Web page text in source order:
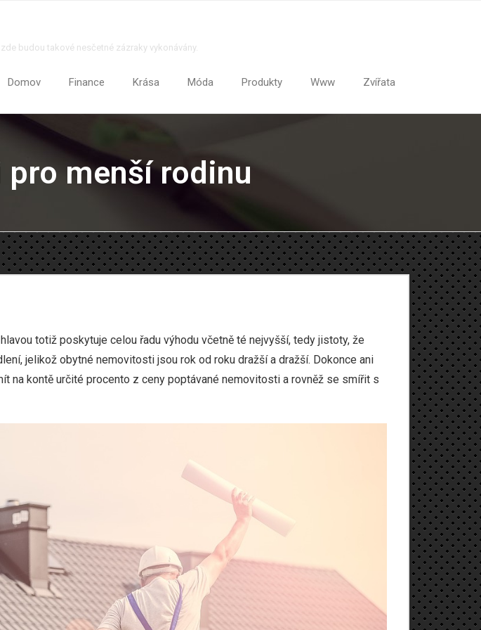
budou takové nesčetné zázraky vykonávány.
Domov Finance Krása Móda Produkty Www Zvířata
menší rodinu
totiž poskytuje celou řadu výhodu včetně té nejvyšší, tedy jistoty, že
jelikož obytné nemovitosti jsou rok od roku dražší a dražší. Dokonce ani
na kontě určité procento z ceny poptávané nemovitosti a rovněž se smířit s